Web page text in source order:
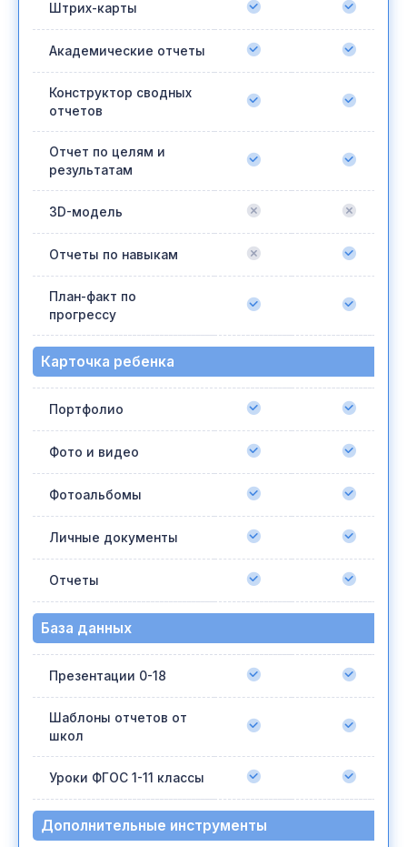
Штрих-карты
Академические отчеты
Конструктор сводных
отчетов
Отчет по целям и
результатам
3D-модель
Отчеты по навыкам
План-факт по
прогрессу
Карточка ребенка
Портфолио
Фото и видео
Фотоальбомы
Личные документы
Отчеты
База данных
Презентации 0-18
Шаблоны отчетов от
школ
Уроки ФГОС 1-11 классы
Дополнительные инструменты